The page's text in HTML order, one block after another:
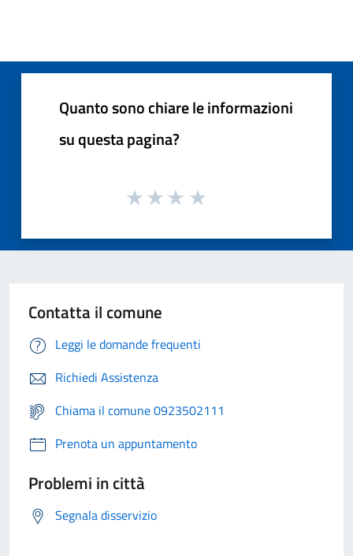
Quanto sono chiare le informazioni
su questa pagina?
Contatta il comune
Leggi le domande frequenti
Richiedi Assistenza
Chiama il comune 0923502111
Prenota un appuntamento
Problemi in città
Segnala disservizio